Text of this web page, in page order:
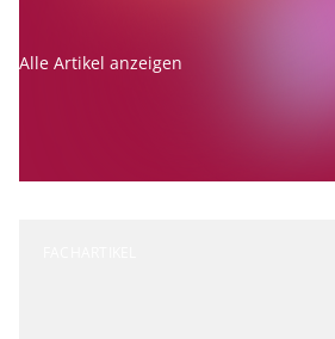
Alle Artikel anzeigen